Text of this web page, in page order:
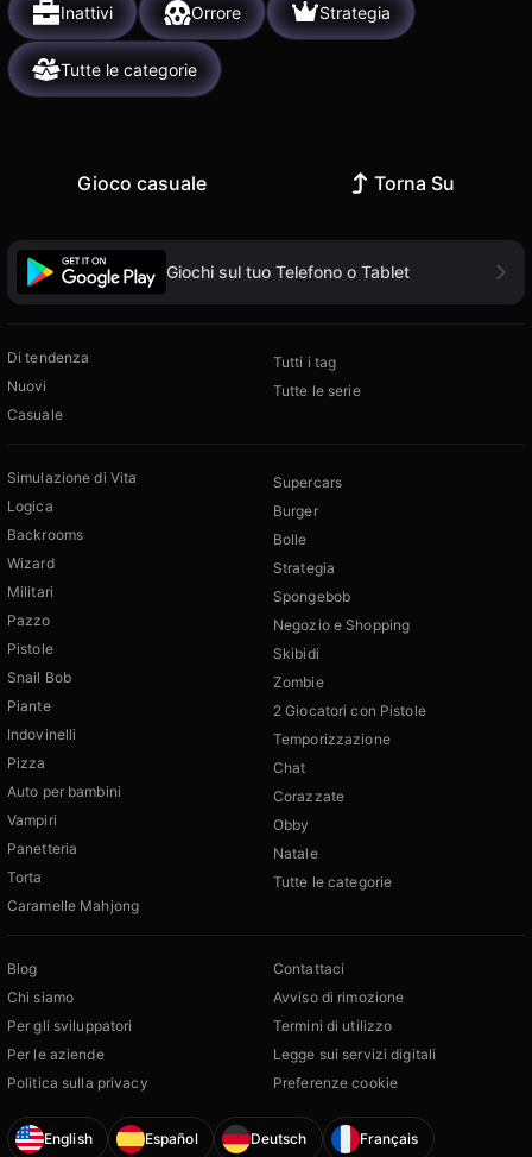
Inattivi Orrore Strategia
Tutte le categorie
Gioco casuale Torna Su
Giochi sul tuo Telefono o Tablet
Di tendenza
Nuovi
Casuale
Tutti i tag
Tutte le serie
Simulazione di Vita
Logica
Backrooms
Wizard
Militari
Pazzo
Pistole
Snail Bob
Piante
Indovinelli
Pizza
Auto per bambini
Vampiri
Panetteria
Torta
Caramelle Mahjong
Supercars
Burger
Bolle
Strategia
Spongebob
Negozio e Shopping
Skibidi
Zombie
2 Giocatori con Pistole
Temporizzazione
Chat
Corazzate
Obby
Natale
Tutte le categorie
Blog
Chi siamo
Per gli sviluppatori
Per le aziende
Politica sulla privacy
Contattaci
Avviso di rimozione
Termini di utilizzo
Legge sui servizi digitali
Preferenze cookie
English Español Deutsch Français